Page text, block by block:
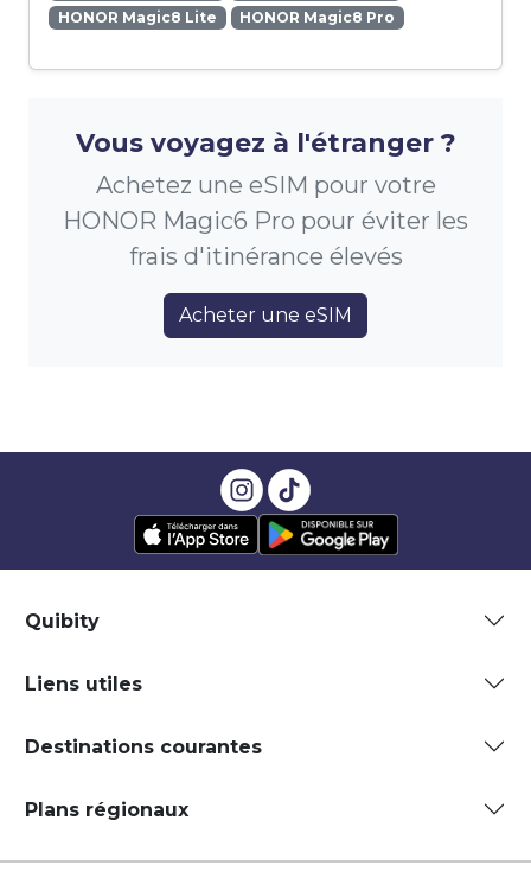
HONOR Magic8 Lite
HONOR Magic8 Pro
Vous voyagez à l'étranger ?
Achetez une eSIM pour votre
HONOR Magic6 Pro pour éviter les
frais d'itinérance élevés
Acheter une eSIM
Quibity
Liens utiles
Destinations courantes
Plans régionaux